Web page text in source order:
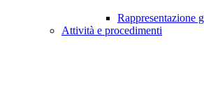
Rappresentazione
Attività e procedimenti